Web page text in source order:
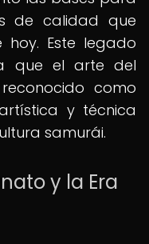
de calidad que
Este legado
que el arte del
como
y técnica
samurái.
y la Era